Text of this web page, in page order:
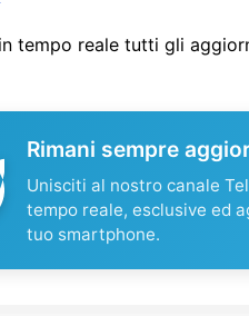
tempo reale tutti gli
Rimani sempre
Unisciti al nostro canale
tempo reale, esclusive ed
tuo smartphone.